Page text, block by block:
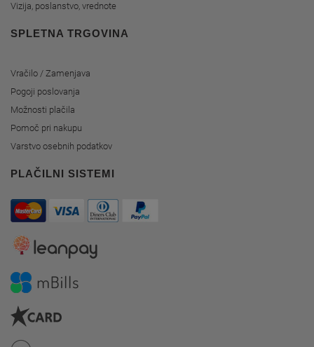
Vizija, poslanstvo, vrednote
SPLETNA TRGOVINA
Vračilo / Zamenjava
Pogoji poslovanja
Možnosti plačila
Pomoč pri nakupu
Varstvo osebnih podatkov
PLAČILNI SISTEMI